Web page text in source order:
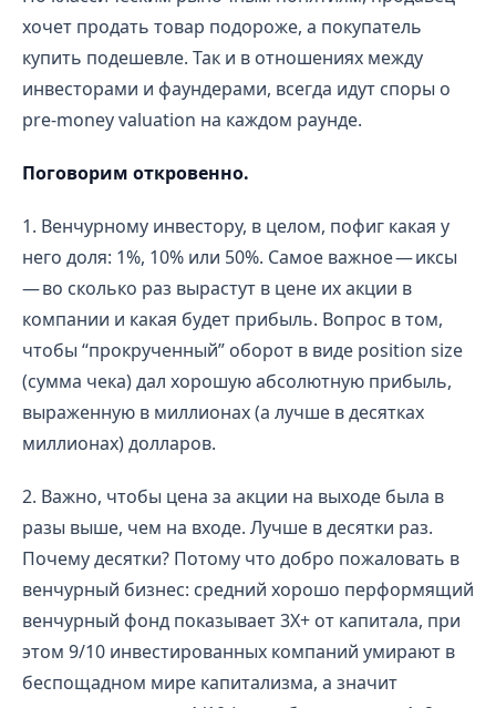
хочет продать товар подороже, а покупатель
купить подешевле. Так и в отношениях между
инвесторами и фаундерами, всегда идут споры о
pre-money valuation на каждом раунде.
Поговорим откровенно.
1. Венчурному инвестору, в целом, пофиг какая у
него доля: 1%, 10% или 50%. Самое важное — иксы
— во сколько раз вырастут в цене их акции в
компании и какая будет прибыль. Вопрос в том,
чтобы “прокрученный” оборот в виде position size
(сумма чека) дал хорошую абсолютную прибыль,
выраженную в миллионах (а лучше в десятках
миллионах) долларов.
2. Важно, чтобы цена за акции на выходе была в
разы выше, чем на входе. Лучше в десятки раз.
Почему десятки? Потому что добро пожаловать в
венчурный бизнес: средний хорошо перформящий
венчурный фонд показывает 3Х+ от капитала, при
этом 9/10 инвестированных компаний умирают в
беспощадном мире капитализма, а значит